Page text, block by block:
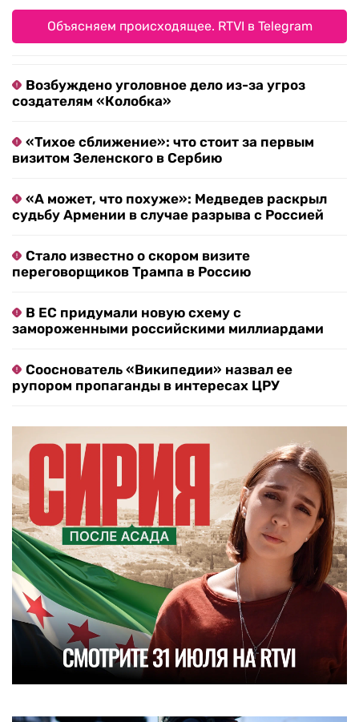
Объясняем происходящее. RTVI в Telegram
Возбуждено уголовное дело из-за угроз
создателям «Колобка»
«Тихое сближение»: что стоит за первым
визитом Зеленского в Сербию
«А может, что похуже»: Медведев раскрыл
судьбу Армении в случае разрыва с Россией
Стало известно о скором визите
переговорщиков Трампа в Россию
В ЕС придумали новую схему с
замороженными российскими миллиардами
Сооснователь «Википедии» назвал ее
рупором пропаганды в интересах ЦРУ